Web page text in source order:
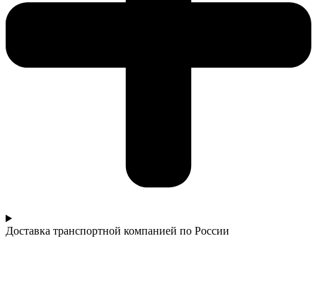
Доставка транспортной компанией по России